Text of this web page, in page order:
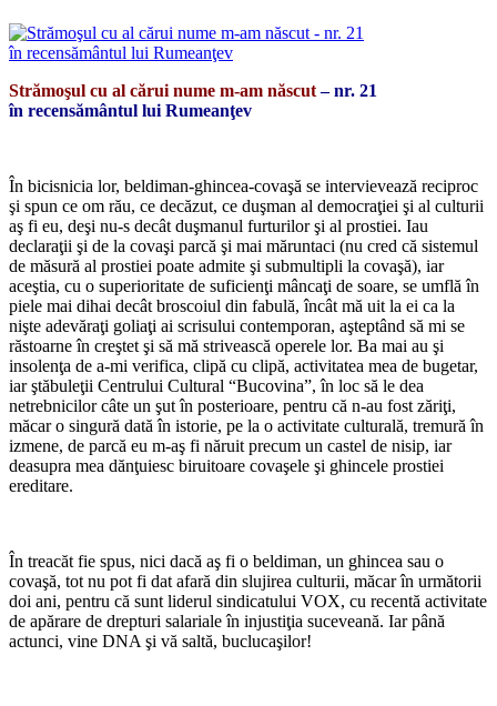
Strămoşul cu al cărui nume m-am născut– nr. 21
în recensământul lui Rumeanţev
În bicisnicia lor, beldiman-ghincea-covaşă se intervievează reciproc
şi spun ce om rău, ce decăzut, ce duşman al democraţiei şi al culturii
aş fi eu, deşi nu-s decât duşmanul furturilor şi al prostiei. Iau
declaraţii şi de la covaşi parcă şi mai măruntaci (nu cred că sistemul
de măsură al prostiei poate admite şi submultipli la covaşă), iar
aceştia, cu o superioritate de suficienţi mâncaţi de soare, se umflă în
piele mai dihai decât broscoiul din fabulă, încât mă uit la ei ca la
nişte adevăraţi goliaţi ai scrisului contemporan, aşteptând să mi se
răstoarne în creştet şi să mă strivească operele lor. Ba mai au şi
insolenţa de a-mi verifica, clipă cu clipă, activitatea mea de bugetar,
iar ştăbuleţii Centrului Cultural “Bucovina”, în loc să le dea
netrebnicilor câte un şut în posterioare, pentru că n-au fost zăriţi,
măcar o singură dată în istorie, pe la o activitate culturală, tremură în
izmene, de parcă eu m-aş fi năruit precum un castel de nisip, iar
deasupra mea dănţuiesc biruitoare covaşele şi ghincele prostiei
ereditare.
În treacăt fie spus, nici dacă aş fi o beldiman, un ghincea sau o
covaşă, tot nu pot fi dat afară din slujirea culturii, măcar în următorii
doi ani, pentru că sunt liderul sindicatului VOX, cu recentă activitate
de apărare de drepturi salariale în injustiţia suceveană. Iar până
actunci, vine DNA şi vă saltă, buclucaşilor!